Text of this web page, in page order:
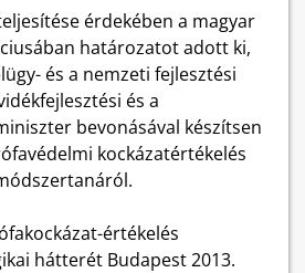
érdekében a magyar
határozatot adott ki,
és a nemzeti fejlesztési
és a
bevonásával készítsen
kockázatértékelés
értékelés
hátterét Budapest 2013.